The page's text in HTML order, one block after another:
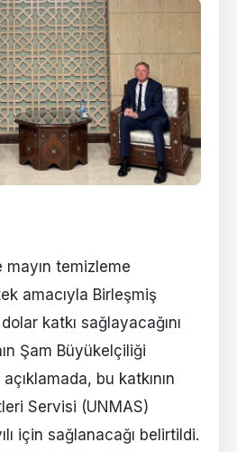
mayın temizleme
amacıyla Birleşmiş
katkı sağlayacağını
Şam Büyükelçiliği
bu katkının
Servisi (UNMAS)
için sağlanacağı belirtildi.